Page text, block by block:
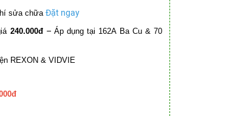
sửa chữa Đặt ngay
240.000đ – Áp dụng tại 162A Ba Cu & 70
REXON & VIDVIE